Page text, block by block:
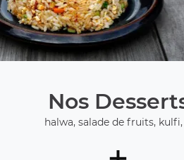
Nos
halwa, salade de fruits, kulfi,